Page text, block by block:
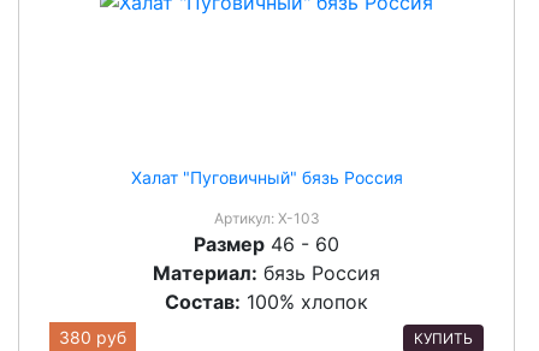
Халат "Пуговичный" бязь Россия
Артикул: Х-103
Размер 46 - 60
Материал: бязь Россия
Состав: 100% хлопок
380 руб КУПИТЬ